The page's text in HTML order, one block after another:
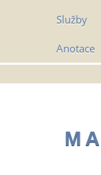
Služby
Anotace